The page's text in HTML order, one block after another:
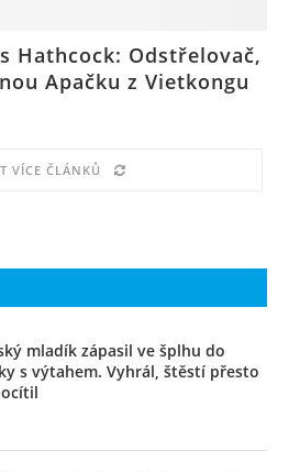
Hathcock: Odstřelovač,
Apačku z Vietkongu
VÍCE ČLÁNKŮ
mladík zápasil ve šplhu do
s výtahem. Vyhrál, štěstí přesto